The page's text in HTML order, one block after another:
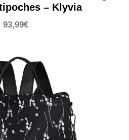
– Klyvia
93,99€